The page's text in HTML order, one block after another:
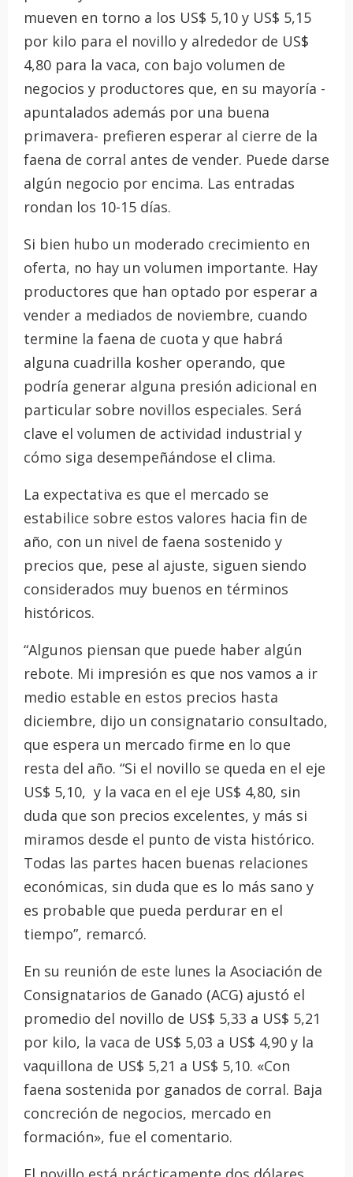
mueven en torno a los US$ 5,10 y US$ 5,15
por kilo para el novillo y alrededor de US$
4,80 para la vaca, con bajo volumen de
negocios y productores que, en su mayoría -
apuntalados además por una buena
primavera- prefieren esperar al cierre de la
faena de corral antes de vender. Puede darse
algún negocio por encima. Las entradas
rondan los 10-15 días.
Si bien hubo un moderado crecimiento en
oferta, no hay un volumen importante. Hay
productores que han optado por esperar a
vender a mediados de noviembre, cuando
termine la faena de cuota y que habrá
alguna cuadrilla kosher operando, que
podría generar alguna presión adicional en
particular sobre novillos especiales. Será
clave el volumen de actividad industrial y
cómo siga desempeñándose el clima.
La expectativa es que el mercado se
estabilice sobre estos valores hacia fin de
año, con un nivel de faena sostenido y
precios que, pese al ajuste, siguen siendo
considerados muy buenos en términos
históricos.
“Algunos piensan que puede haber algún
rebote. Mi impresión es que nos vamos a ir
medio estable en estos precios hasta
diciembre, dijo un consignatario consultado,
que espera un mercado firme en lo que
resta del año. “Si el novillo se queda en el eje
US$ 5,10, y la vaca en el eje US$ 4,80, sin
duda que son precios excelentes, y más si
miramos desde el punto de vista histórico.
Todas las partes hacen buenas relaciones
económicas, sin duda que es lo más sano y
es probable que pueda perdurar en el
tiempo”, remarcó.
En su reunión de este lunes la Asociación de
Consignatarios de Ganado (ACG) ajustó el
promedio del novillo de US$ 5,33 a US$ 5,21
por kilo, la vaca de US$ 5,03 a US$ 4,90 y la
vaquillona de US$ 5,21 a US$ 5,10. «Con
faena sostenida por ganados de corral. Baja
concreción de negocios, mercado en
formación», fue el comentario.